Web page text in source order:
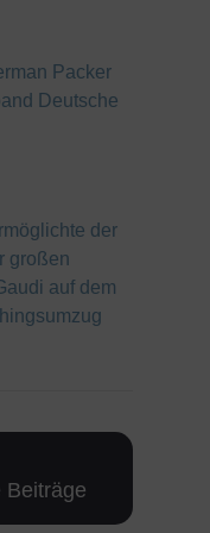
Packer
Deutsche
der
großen
auf dem
Beiträge